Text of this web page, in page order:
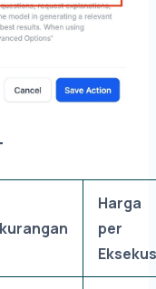
Harga
per